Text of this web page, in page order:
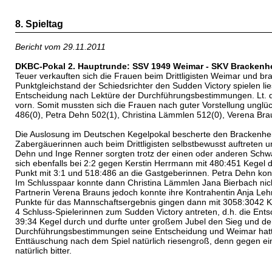
8. Spieltag
Bericht vom 29.11.2011
DKBC-Pokal 2. Hauptrunde: SSV 1949 Weimar - SKV
Teuer verkauften sich die Frauen beim Drittligisten Weimar und
Punktgleichstand der Schiedsrichter den Sudden Victory spielen
Entscheidung nach Lektüre der Durchführungsbestimmungen.
vorn. Somit mussten sich die Frauen nach guter Vorstellung
486(0), Petra Dehn 502(1), Christina Lämmlen 512(0), Verena
Die Auslosung im Deutschen Kegelpokal bescherte den
Zabergäuerinnen auch beim Drittligisten selbstbewusst auftreten
Dehn und Inge Renner sorgten trotz der einen oder anderen
sich ebenfalls bei 2:2 gegen Kerstin Herrmann mit 480:451
Punkt mit 3:1 und 518:486 an die Gastgeberinnen. Petra Dehn
Im Schlusspaar konnte dann Christina Lämmlen Jana Bierbach
Partnerin Verena Brauns jedoch konnte ihre Kontrahentin Anja
Punkte für das Mannschaftsergebnis gingen dann mit 3058:3042
4 Schluss-Spielerinnen zum Sudden Victory antreten, d.h. die
39:34 Kegel durch und durfte unter großem Jubel den Sieg und
Durchführungsbestimmungen seine Entscheidung und Weimar
Enttäuschung nach dem Spiel natürlich riesengroß, denn gegen
natürlich bitter.